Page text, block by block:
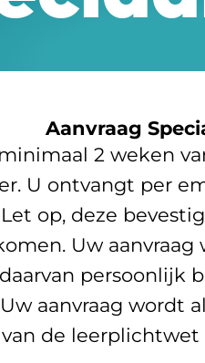
Aanvraag
2 weken
U ontvangt per
op, deze
Uw
persoonlijk
aanvraag wordt
de leerplichtwet